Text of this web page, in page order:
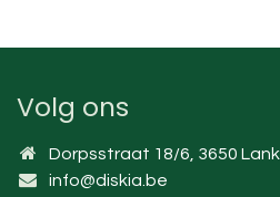
Volg ons
Dorpsstraat 18/6, 3650
info@diskia.be